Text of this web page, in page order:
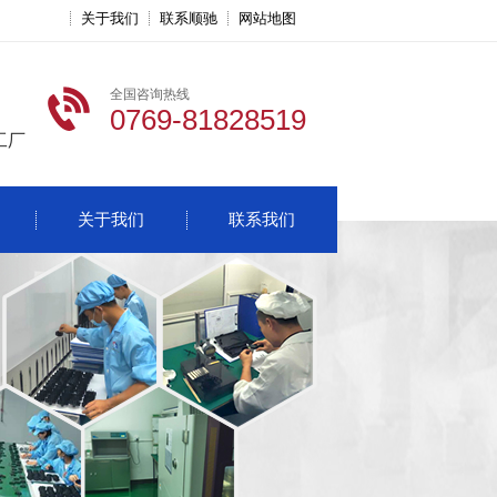
关于我们 联系顺驰 网站地图
厂
全国咨询热线
0769-81828519
关于我们 联系我们